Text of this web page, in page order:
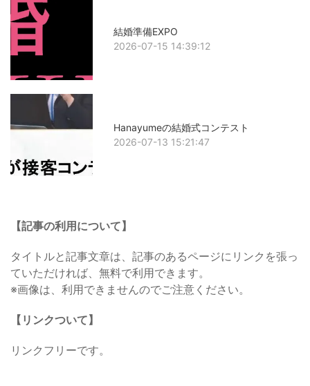
結婚準備EXPO
2026-07-15 14:39:12
Hanayumeの結婚式コンテスト
2026-07-13 15:21:47
【記事の利用について】
タイトルと記事文章は、記事のあるページにリンクを張っ
ていただければ、無料で利用できます。
※画像は、利用できませんのでご注意ください。
【リンクついて】
リンクフリーです。